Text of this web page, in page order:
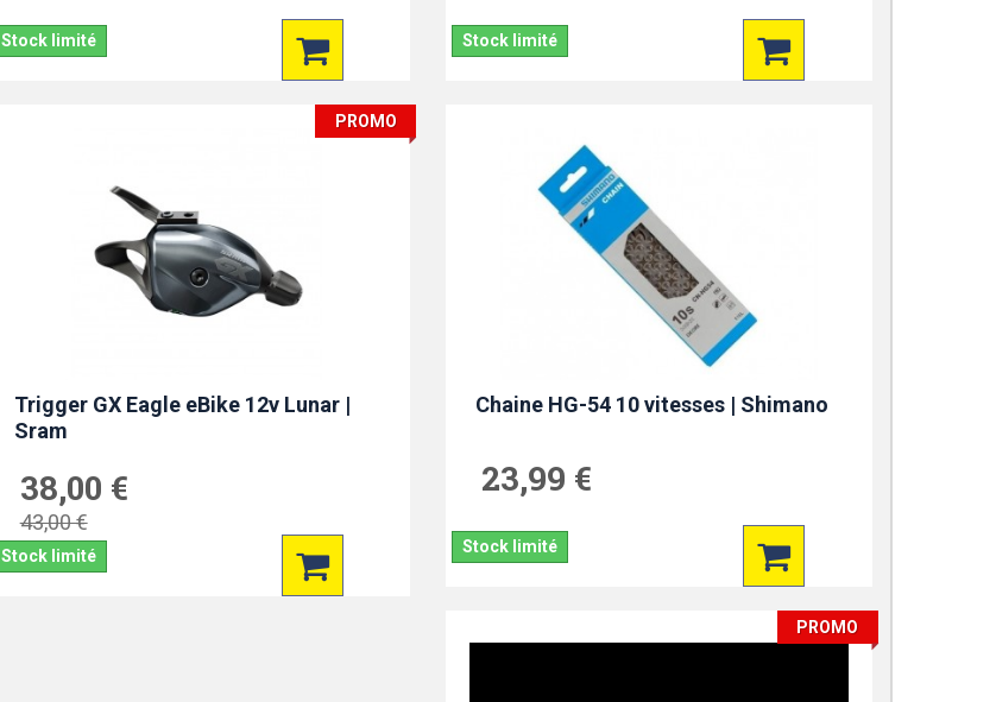
Stock limité Stock limité
PROMO
Trigger GX Eagle eBike 12v Lunar |
Sram
38,00 €
43,00 €
Stock limité
Chaine HG-54 10 vitesses | Shimano
23,99 €
Stock limité
PROMO